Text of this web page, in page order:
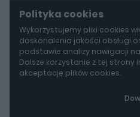
Polityka cookies
Wykorzystujemy pliki cookies
doskonalenia jakości obsługi
podstawie analizy nawigacji
Dalsze korzystanie z tej strony
akceptację plików cookies.